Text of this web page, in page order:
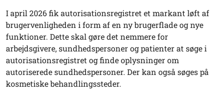
I april 2026 fik autorisationsregistret et markant løft af
brugervenligheden i form af en ny brugerflade og nye
funktioner. Dette skal gøre det nemmere for
arbejdsgivere, sundhedspersoner og patienter at søge i
autorisationsregistret og finde oplysninger om
autoriserede sundhedspersoner. Der kan også søges på
kosmetiske behandlingssteder.